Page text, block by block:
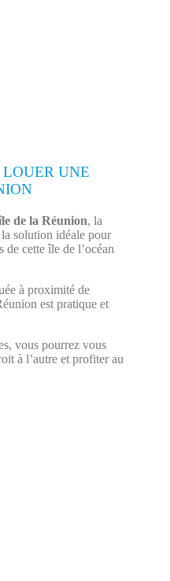
UNE
de la Réunion, la
solution idéale pour
cette île de l’océan
à proximité de
est pratique et
vous pourrez vous
à l’autre et profiter au